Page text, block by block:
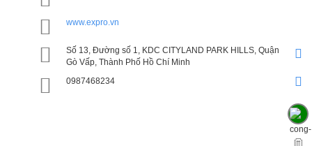
www.expro.vn
Số 13, Đường số 1, KDC CITYLAND PARK HILLS, Quận
Gò Vấp, Thành Phố Hồ Chí Minh
0987468234